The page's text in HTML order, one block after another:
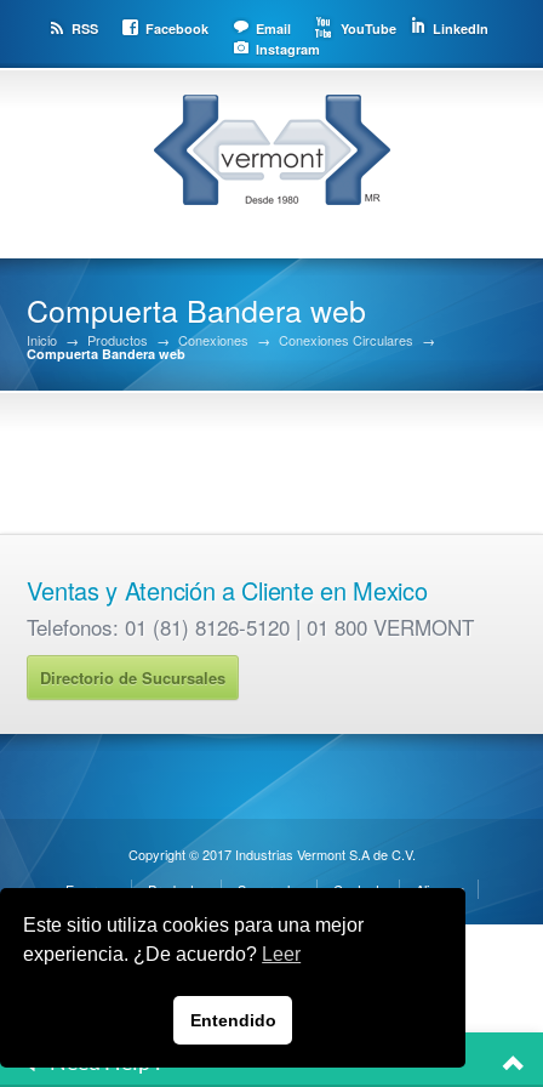
RSS Facebook Email YouTube
LinkedIn
Instagram
Compuerta Bandera web
Inicio → Productos → Conexiones → Conexiones Circulares →
Compuerta Bandera web
Ventas y Atención a Cliente en Mexico
Telefonos: 01 (81) 8126-5120 | 01 800 VERMONT
Directorio de Sucursales
Copyright © 2017 Industrias Vermont S.A de C.V.
Empresa
Productos Sucursales Contacto Alianzas
Need Help ?
Este sitio utiliza cookies para una mejor
experiencia. ¿De acuerdo? Leer
Entendido